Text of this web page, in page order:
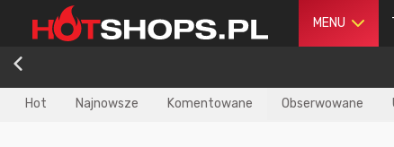
MENU
Hot Najnowsze Komentowane Obserwowane